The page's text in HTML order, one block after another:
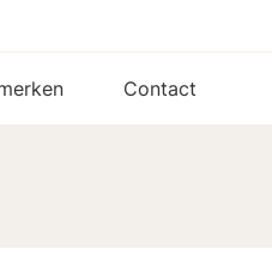
Contact